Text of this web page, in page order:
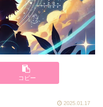
コピー
2025.01.17